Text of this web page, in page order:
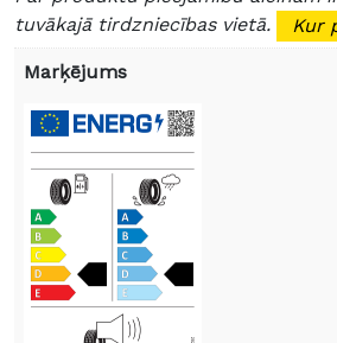
tuvākajā tirdzniecības vietā.
Kur
Marķējums